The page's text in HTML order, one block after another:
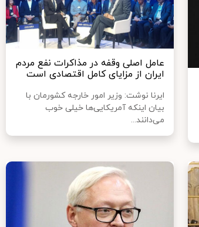
عامل اصلی وقفه در مذاکرات نفع مردم
ایران از مزایای کامل اقتصادی است
ایرنا نوشت: وزیر امور خارجه کشورمان با
بیان اینکه آمریکایی‌ها خیلی خوب
می‌دانند...